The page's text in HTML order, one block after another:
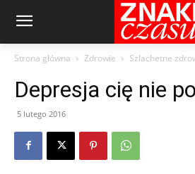
Strona główna Zdrowie Szlachetne
Depresja cię nie
5 lutego 2016